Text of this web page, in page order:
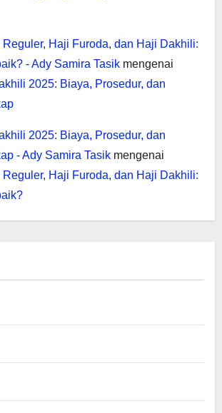
Haji Furoda, dan Haji Dakhili:
- Ady Samira Tasikmengenai
2025: Biaya, Prosedur, dan
2025: Biaya, Prosedur, dan
- Ady Samira Tasikmengenai
Haji Furoda, dan Haji Dakhili: